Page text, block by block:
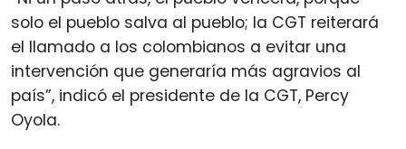
solo el pueblo salva al pueblo; la CGT reiterará
el llamado a los colombianos a evitar una
intervención que generaría más agravios al
país”, indicó el presidente de la CGT, Percy
Oyola.